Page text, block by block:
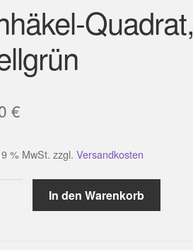
Quadrat,
€
% MwSt. zzgl. Versandkosten
In den Warenkorb